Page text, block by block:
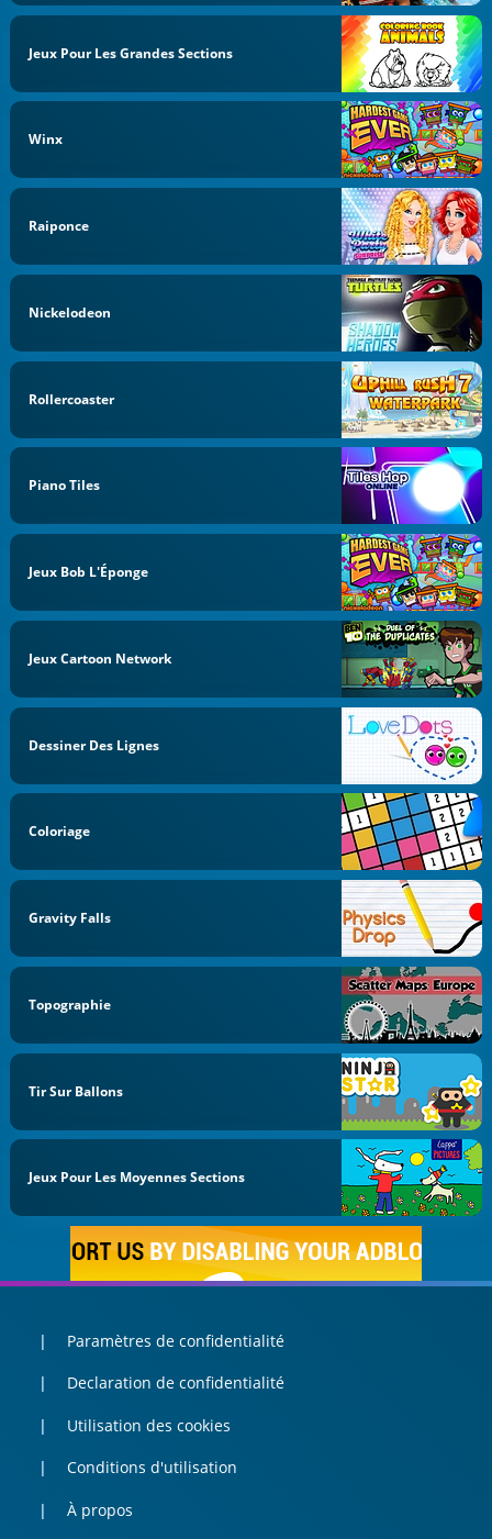
Jeux Pour Les Grandes Sections
Winx
Raiponce
Nickelodeon
Rollercoaster
Piano Tiles
Jeux Bob L'Éponge
Jeux Cartoon Network
Dessiner Des Lignes
Coloriage
Gravity Falls
Topographie
Tir Sur Ballons
Jeux Pour Les Moyennes Sections
Paramètres de confidentialité
Declaration de confidentialité
Utilisation des cookies
Conditions d'utilisation
À propos